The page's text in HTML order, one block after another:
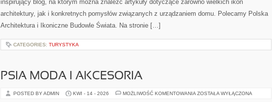
inspirujący blog, na którym można znaleźć artykuły dotyczące zarówno wielkich ikon
architektury, jak i konkretnych pomysłów związanych z urządzaniem domu. Polecamy Polska
Architektura i Ikoniczne Budowle Świata. Na stronie […]
CATEGORIES: TURYSTYKA
PSIA MODA I AKCESORIA
POSTED BY ADMIN KWI - 14 - 2026 MOŻLIWOŚĆ KOMENTOWANIA PSIA
ZOSTAŁA WYŁĄCZONA